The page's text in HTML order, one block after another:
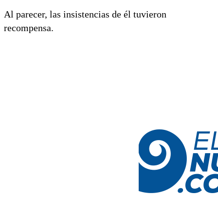
Al parecer, las insistencias de él tuvieron
recompensa.